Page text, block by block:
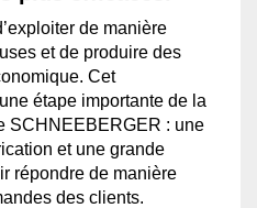
de manière
et de produire des
Cet
étape importante de la
SCHNEEBERGER : une
et une grande
répondre de manière
des clients.